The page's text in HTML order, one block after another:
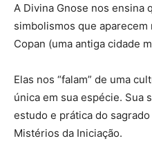
A Divina Gnose nos ensina
simbolismos que
Copan (uma antiga cidade
Elas nos “falam” de uma
única em sua espécie. Sua
estudo e prática do
Mistérios da Iniciação.